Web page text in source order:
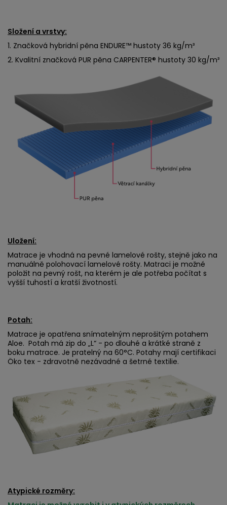
Složení a vrstvy:
1. Značková hybridní pěna ENDURE™ hustoty 36 kg/m³
2. Kvalitní značková PUR pěna CARPENTER® hustoty 30 kg/m³
Uložení:
Matrace je vhodná na pevné lamelové rošty, stejně jako na
manuálně polohovací lamelové rošty. Matraci je možné
položit na pevný rošt, na kterém je ale potřeba počítat s
vyšší tuhostí a kratší životností.
Potah:
Matrace je opatřena snímatelným neprošitým potahem
Aloe. Potah má zip do „L“ - po dlouhé a krátké straně z
boku matrace. Je pratelný na 60°C. Potahy mají certifikaci
Öko tex - zdravotně nezávadné a šetrné textilie.
Atypické rozměry: